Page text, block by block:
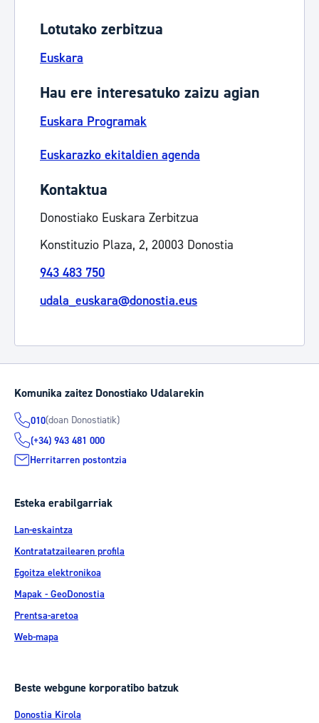
Lotutako zerbitzua
Euskara
Hau ere interesatuko zaizu agian
Euskara Programak
Euskarazko ekitaldien agenda
Kontaktua
Donostiako Euskara Zerbitzua
Konstituzio Plaza, 2, 20003 Donostia
943 483 750
udala_euskara@donostia.eus
Komunika zaitez Donostiako Udalarekin
010(doan Donostiatik)
(+34) 943 481 000
Herritarren postontzia
Esteka erabilgarriak
Lan-eskaintza
Kontratatzailearen profila
Egoitza elektronikoa
Mapak - GeoDonostia
Prentsa-aretoa
Web-mapa
Beste webgune korporatibo batzuk
Donostia Kirola